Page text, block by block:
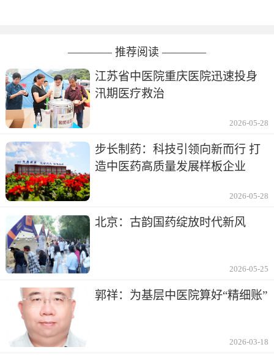
———— 推荐阅读 ————
江苏省中医院重庆医院迅速投身
汛期医疗救治
2026-05-28
步长制药：科技引领向新而行 打
造中医药高质量发展样板企业
2026-05-28
北京：古韵国药绽放时代新风
2026-05-25
郭祥：为基层中医院算好“精细账”
2026-03-18